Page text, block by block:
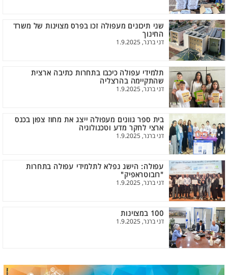
שני תיכונים מעפולה זכו בפרס מצוינות של משרד
החינוך
דני ברנר, 1.9.2025
תלמידי עפולה כיכבו בתחרות כתיבה ארצית
שהתקיימה בהרצליה
דני ברנר, 1.9.2025
בית ספר גוונים מעפולה ייצג את מחוז צפון בכנס
ארצי לחקר מדע וטכנולוגיה
דני ברנר, 1.9.2025
עפולה: הישג נפלא לתלמידי עפולה בתחרות
"רובוטראפיק"
דני ברנר, 1.9.2025
100 במצוינות
דני ברנר, 1.9.2025